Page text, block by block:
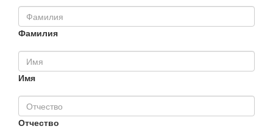
Фамилия
Имя
Отчество